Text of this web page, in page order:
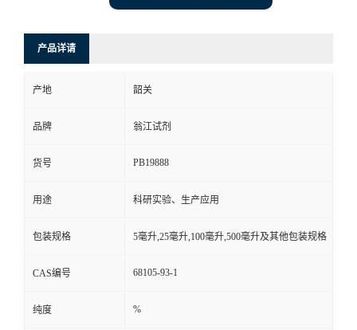
产品详请
产地 韶关
品牌 翁江试剂
货号 PB19888
用途 科研实验、生产应用
包装规格 5毫升,25毫升,100毫升,500毫升及其他包装规格
CAS编号 68105-93-1
纯度 %